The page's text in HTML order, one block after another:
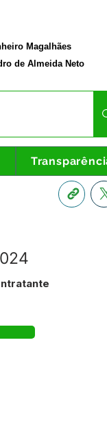
Magalhães
de Almeida Neto